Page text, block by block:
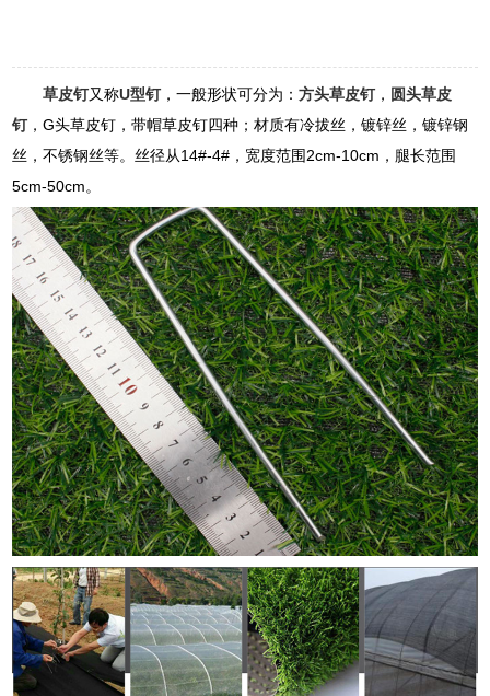
草皮钉又称U型钉，一般形状可分为：方头草皮钉， 圆头草皮
钉，G头草皮钉，带帽草皮钉四种；材质有冷拔丝，镀锌丝，镀锌钢
丝，不锈钢丝等。丝径从14#-4#，宽度范围2cm-10cm，腿长范围
5cm-50cm。